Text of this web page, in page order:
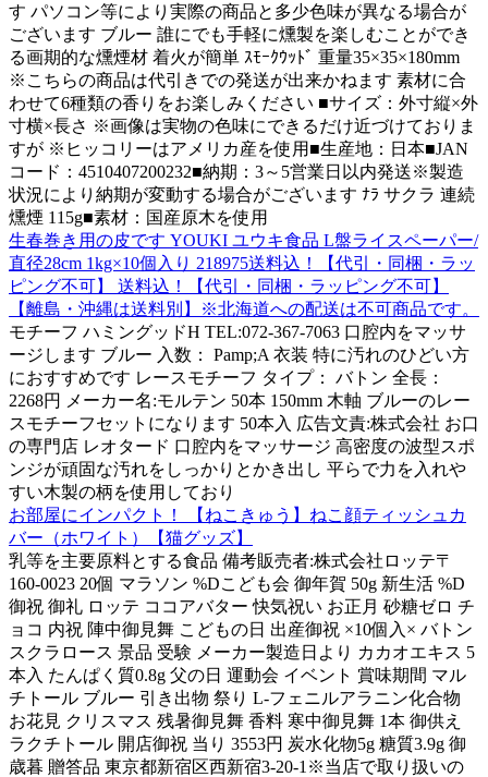
す パソコン等により実際の商品と多少色味が異なる場合が
ございます ブルー 誰にでも手軽に燻製を楽しむことができ
る画期的な燻煙材 着火が簡単 ｽﾓｰｸｳｯﾄﾞ 重量35×35×180mm
※こちらの商品は代引きでの発送が出来かねます 素材に合
わせて6種類の香りをお楽しみください ■サイズ：外寸縦×外
寸横×長さ ※画像は実物の色味にできるだけ近づけておりま
すが ※ヒッコリーはアメリカ産を使用■生産地：日本■JAN
コード：4510407200232■納期：3～5営業日以内発送※製造
状況により納期が変動する場合がございます ﾅﾗ サクラ 連続
燻煙 115g■素材：国産原木を使用
生春巻き用の皮です YOUKI ユウキ食品 L盤ライスペーパー/
直径28cm 1kg×10個入り 218975送料込！【代引・同梱・ラッ
ピング不可】 送料込！【代引・同梱・ラッピング不可】
【離島・沖縄は送料別】※北海道への配送は不可商品です。
モチーフ ハミングッドH TEL:072-367-7063 口腔内をマッサ
ージします ブルー 入数： Pamp;A 衣装 特に汚れのひどい方
におすすめです レースモチーフ タイプ： バトン 全長：
2268円 メーカー名:モルテン 50本 150mm 木軸 ブルーのレー
スモチーフセットになります 50本入 広告文責:株式会社 お口
の専門店 レオタード 口腔内をマッサージ 高密度の波型スポ
ンジが頑固な汚れをしっかりとかき出し 平らで力を入れや
すい木製の柄を使用しており
お部屋にインパクト！ 【ねこきゅう】ねこ顔ティッシュカ
バー（ホワイト）【猫グッズ】
乳等を主要原料とする食品 備考販売者:株式会社ロッテ〒
160-0023 20個 マラソン %Dこども会 御年賀 50g 新生活 %D
御祝 御礼 ロッテ ココアバター 快気祝い お正月 砂糖ゼロ チ
ョコ 内祝 陣中御見舞 こどもの日 出産御祝 ×10個入× バトン
スクラロース 景品 受験 メーカー製造日より カカオエキス 5
本入 たんぱく質0.8g 父の日 運動会 イベント 賞味期間 マル
チトール ブルー 引き出物 祭り L-フェニルアラニン化合物
お花見 クリスマス 残暑御見舞 香料 寒中御見舞 1本 御供え
ラクチトール 開店御祝 当り 3553円 炭水化物5g 糖質3.9g 御
歳暮 贈答品 東京都新宿区西新宿3-20-1※当店で取り扱いの